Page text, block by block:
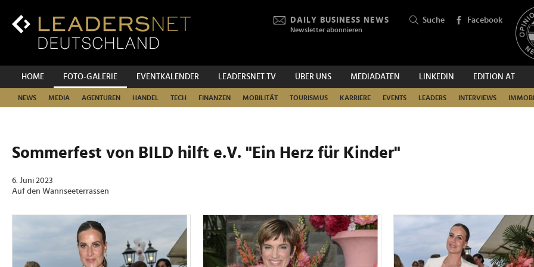
Inhalt
Hauptnavigation
DAILY BUSINESS NEWS
Newsletter abonnieren
Suche Facebook
HOME FOTO-GALERIE EVENTKALENDER LEADERSNET.TV ÜBER UNS MEDIADATEN LINKEDIN EDITION AT
NEWS MEDIA AGENTUREN HANDEL TECH FINANZEN MOBILITÄT TOURISMUS KARRIERE EVENTS LEADERS INTERVIEWS
SUCHEN
Sommerfest von BILD hilft e.V. "Ein Herz für Kinder"
6. Juni 2023
Auf den Wannseeterrassen